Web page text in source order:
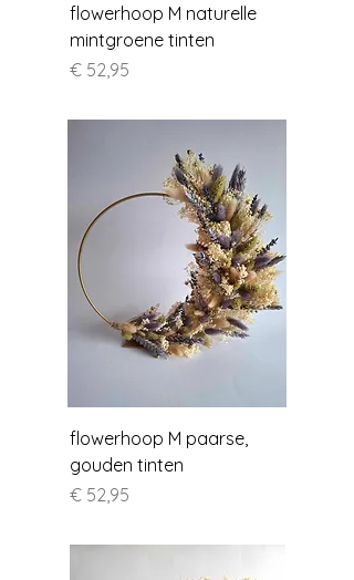
flowerhoop M naturelle
mintgroene tinten
Prijs
€ 52,95
flowerhoop M paarse,
gouden tinten
Prijs
€ 52,95